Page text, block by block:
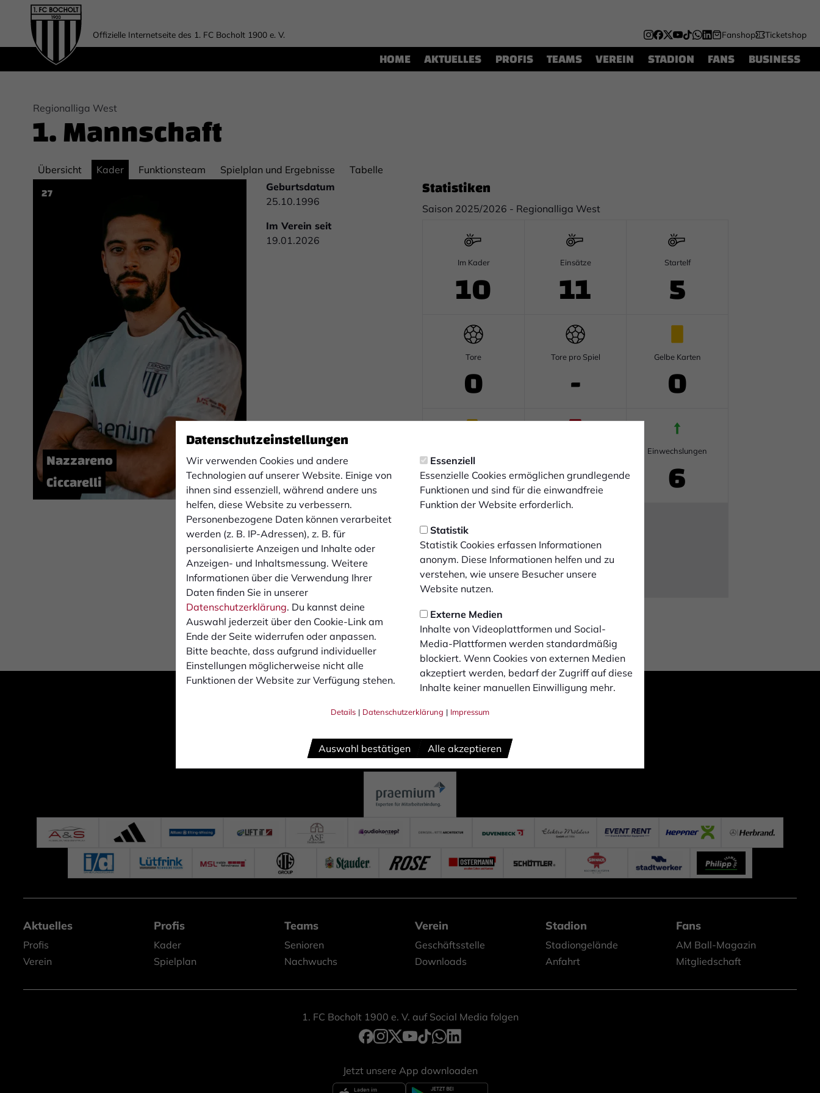
Datenschutzeinstellungen
Wir verwenden Cookies und andere
Technologien auf unserer Website. Einige von
ihnen sind essenziell, während andere uns
helfen, diese Website zu verbessern.
Personenbezogene Daten können verarbeitet
werden (z. B. IP-Adressen), z. B. für
personalisierte Anzeigen und Inhalte oder
Anzeigen- und Inhaltsmessung. Weitere
Informationen über die Verwendung Ihrer
Daten finden Sie in unserer
Datenschutzerklärung. Du kannst deine
Auswahl jederzeit über den Cookie-Link am
Ende der Seite widerrufen oder anpassen.
Bitte beachte, dass aufgrund individueller
Einstellungen möglicherweise nicht alle
Funktionen der Website zur Verfügung stehen.
Essenziell
Essenzielle Cookies ermöglichen grundlegende
Funktionen und sind für die einwandfreie
Funktion der Website erforderlich.
Statistik
Statistik Cookies erfassen Informationen
anonym. Diese Informationen helfen und zu
verstehen, wie unsere Besucher unsere
Website nutzen.
Externe Medien
Inhalte von Videoplattformen und Social-
Media-Plattformen werden standardmäßig
blockiert. Wenn Cookies von externen Medien
akzeptiert werden, bedarf der Zugriff auf diese
Inhalte keiner manuellen Einwilligung mehr.
Details | Datenschutzerklärung | Impressum
Auswahl bestätigen Alle akzeptieren
Offizielle Internetseite des 1. FC Bocholt 1900 e. V. Fanshop Ticketshop
HOME AKTUELLES PROFIS TEAMS VEREIN STADION FANS BUSINESS
Regionalliga West
1. Mannschaft
Übersicht Kader Funktionsteam Spielplan und Ergebnisse Tabelle
27
Nazzareno
Ciccarelli
Geburtsdatum
25.10.1996
Im Verein seit
19.01.2026
Statistiken
Saison 2025/2026 - Regionalliga West
Im Kader
10
Einsätze
11
Startelf
5
Tore
0
Tore pro Spiel
-
Gelbe Karten
0
0 0
Einwechslungen
6
Auswechslungen
3
Aktuelles
Profis
Verein
Profis
Kader
Spielplan
Teams
Senioren
Nachwuchs
Verein
Geschäftsstelle
Downloads
Stadion
Stadiongelände
Anfahrt
Fans
AM Ball-Magazin
Mitgliedschaft
1. FC Bocholt 1900 e. V. auf Social Media folgen
Jetzt unsere App downloaden